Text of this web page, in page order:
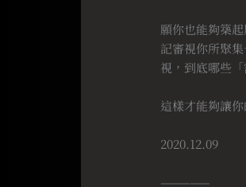
願你也能夠築
記審視你所聚
視，到底哪些
這樣才能夠讓
2020.12.09
—————